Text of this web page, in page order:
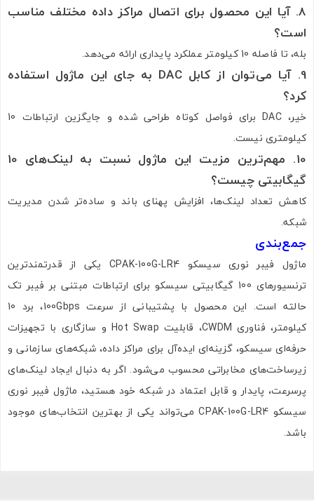
8. آیا این محصول برای اتصال مراکز داده مختلف مناسب
است؟
بله، تا فاصله 10 کیلومتر عملکرد پایداری ارائه می‌دهد.
9. آیا می‌توان از کابل DAC به جای این ماژول استفاده
کرد؟
خیر، DAC برای فواصل کوتاه طراحی شده و جایگزین ارتباطات 10
کیلومتری نیست.
10. مهم‌ترین مزیت این ماژول نسبت به لینک‌های 10
گیگابیتی چیست؟
کاهش تعداد لینک‌ها، افزایش پهنای باند و ساده‌تر شدن مدیریت
شبکه.
جمع‌بندی
ماژول فیبر نوری سیسکو CPAK-100G-LR4 یکی از قدرتمندترین
ترنسیورهای 100 گیگابیتی سیسکو برای ارتباطات مبتنی بر فیبر تک
حالته است. این محصول با پشتیبانی از سرعت 100Gbps، برد 10
کیلومتر، فناوری CWDM، قابلیت Hot Swap و سازگاری با تجهیزات
حرفه‌ای سیسکو، گزینه‌ای ایده‌آل برای مراکز داده، شبکه‌های سازمانی و
زیرساخت‌های مخابراتی محسوب می‌شود. اگر به دنبال ایجاد لینک‌های
پرسرعت، پایدار و قابل اعتماد در شبکه خود هستید، ماژول فیبر نوری
سیسکو CPAK-100G-LR4 می‌تواند یکی از بهترین انتخاب‌های موجود
باشد.